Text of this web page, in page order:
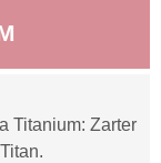
Titanium: Zarter